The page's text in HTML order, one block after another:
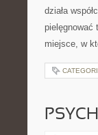
działa
pielęgnować
miejsce, w